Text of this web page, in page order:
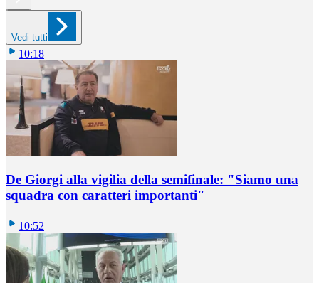
Vedi tutti
10:18
De Giorgi alla vigilia della semifinale: "Siamo una
squadra con caratteri importanti"
10:52